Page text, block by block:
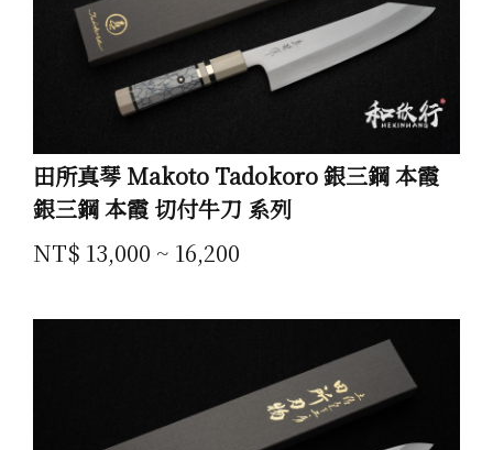
田所真琴 Makoto Tadokoro 銀三鋼 本霞
銀三鋼 本霞 切付牛刀 系列
NT$ 13,000 ~ 16,200